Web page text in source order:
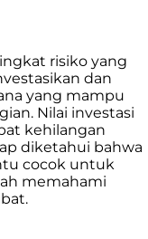
risiko yang
dan
yang mampu
Nilai investasi
kehilangan
diketahui bahwa
cocok untuk
memahami